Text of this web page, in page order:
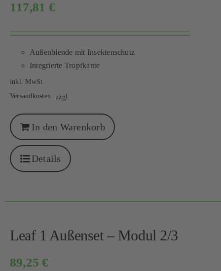
117,81 €
Außenblende mit Insektenschutz
Integrierte Tropfkante
inkl. MwSt.
zzgl.
Versandkosten
In den Warenkorb
Details
Leaf 1 Außenset – Modul 2/3
89,25€